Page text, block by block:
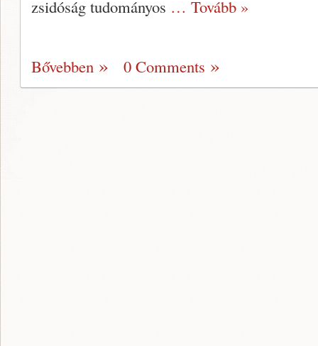
zsidóság tudományos … Tovább »
Bővebben 0 Comments